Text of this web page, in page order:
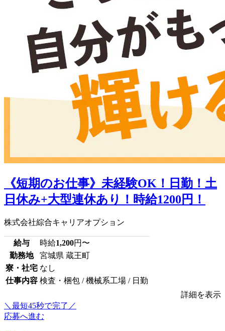
《短期のお仕事》未経験OK！日勤！土
日休み+大型連休あり！時給1200円！
株式会社綜合キャリアオプション
給与 時給1,200円〜
勤務地
宮城県 蔵王町
寮・社宅 なし
仕事内容 検査・梱包 / 機械系工場 / 日勤
詳細を表示
＼最短45秒で完了／
応募へ進む